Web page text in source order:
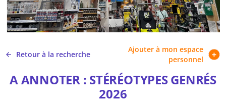
Retour à la recherche
Ajouter à mon espace
personnel
A ANNOTER : STÉRÉOTYPES GENRÉS
2026